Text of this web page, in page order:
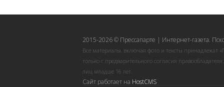
2015-2026 © Прессапарте | Интернет-газета.
Все материалы, включая фото и тексты принадлежат
только с предварительного согласия
лиц младше 16 лет.
Сайт работает на HostCMS